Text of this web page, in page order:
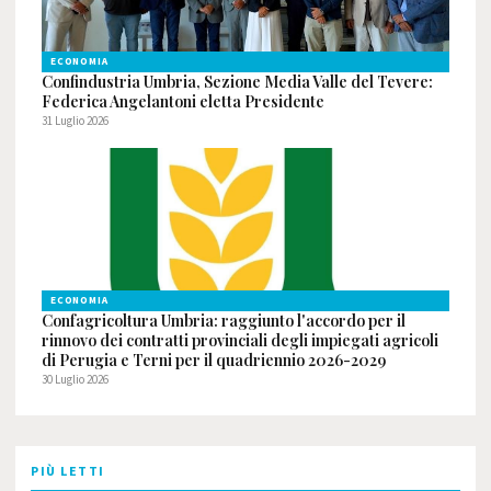
ECONOMIA
Confindustria Umbria, Sezione Media Valle del Tevere:
Federica Angelantoni eletta Presidente
31 Luglio 2026
ECONOMIA
Confagricoltura Umbria: raggiunto l'accordo per il
rinnovo dei contratti provinciali degli impiegati agricoli
di Perugia e Terni per il quadriennio 2026-2029
30 Luglio 2026
PIÙ LETTI